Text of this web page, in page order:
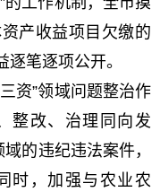
产收益项目欠缴的
笔逐项公开。
资”领域问题整治作
整改、治理同向发
的违纪违法案件，
时，加强与农业农